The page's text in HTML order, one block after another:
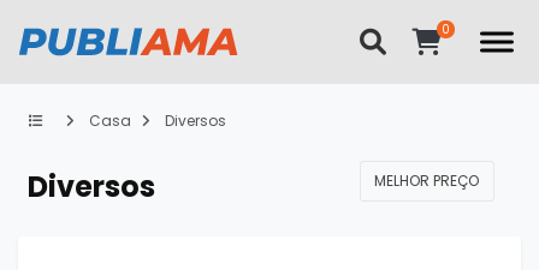
Casa Diversos
Diversos MELHOR PREÇO